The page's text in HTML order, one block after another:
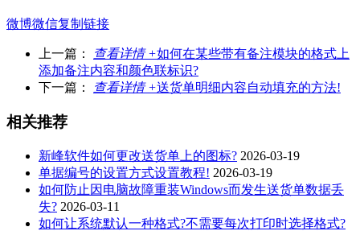
微博微信复制链接
上一篇： 查看详情 +如何在某些带有备注模块的格式上
添加备注内容和颜色联标识?
下一篇：
查看详情 +送货单明细内容自动填充的方法!
相关推荐
新峰软件如何更改送货单上的图标? 2026-03-19
单据编号的设置方式设置教程! 2026-03-19
如何防止因电脑故障重装Windows而发生送货单数据丢
失? 2026-03-11
如何让系统默认一种格式?不需要每次打印时选择格式?